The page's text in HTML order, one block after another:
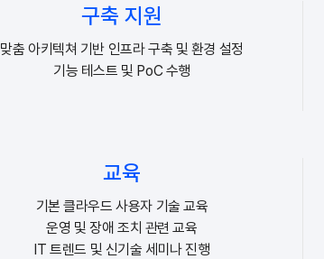
구축 지원
맞춤 아키텍쳐 기반 인프라 구축 및 환경 설정
기능 테스트 및 PoC 수행
교육
기본 클라우드 사용자 기술 교육
운영 및 장애 조치 관련 교육
IT 트렌드 및 신기술 세미나 진행